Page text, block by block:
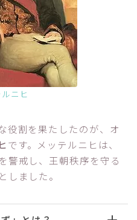
ニヒ
役割を果たしたのが、オ
です。メッテルニヒは、
警戒し、王朝秩序を守る
しました。